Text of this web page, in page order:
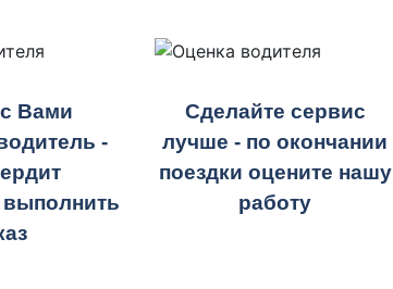
Вами
-
выполнить
Сделайте сервис
лучше - по окончании
поездки оцените нашу
работу